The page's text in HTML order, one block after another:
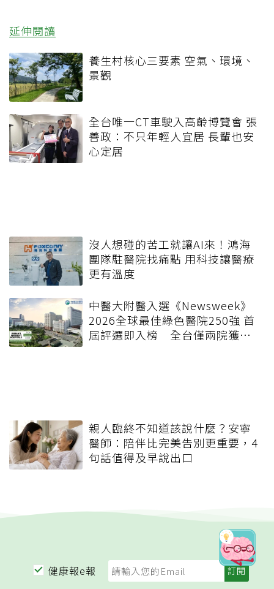
延伸閱讀
養生村核心三要素 空氣、環境、
景觀
全台唯一CT車駛入高齡博覽會 張
善政：不只年輕人宜居 長輩也安
心定居
沒人想碰的苦工就讓AI來！鴻海
團隊駐醫院找痛點 用科技讓醫療
更有溫度
中醫大附醫入選《Newsweek》
2026全球最佳綠色醫院250強 首
屆評選即入榜 全台僅兩院獲
親人臨終不知道該說什麼？安寧
醫師：陪伴比完美告別更重要，4
句話值得及早說出口
健康報e報